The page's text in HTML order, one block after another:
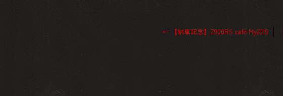
← 【納車記念】Z900RS cafe My2019